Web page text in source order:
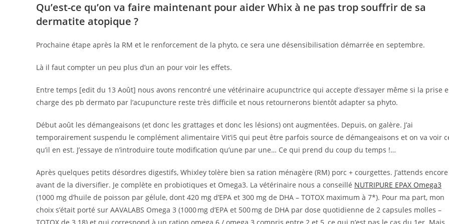
Qu’est-ce qu’on va faire maintenant pour aider Whix à ne pas trop souffrir de sa
dermatite atopique ?
Prochaine étape après la RM et le renforcement de la phyto, ce sera une désensibilisation démarrée en septembre.
Là il faut compter un peu plus d’un an pour voir les effets.
Entre temps [edit du 13 Août] nous avons rencontré une vétérinaire acupunctrice qui accepte d’essayer même si la prise
charge des pb dermato par l’acupuncture reste très difficile et nous retournerons bientôt adapter sa phyto.
Début août les démangeaisons (et donc les grattages et donc les lésions) ont augmentées. Depuis, on galère. J’ai
temporairement suspendu le complément alimentaire Vit’i5 qui peut être parfois source de démangeaisons et on va voir
qu’il en est. J’essaye de n’introduire toute modification qu’une par une… Ce qui prend du coup du temps !…
Après quelques petits désordres digestifs, Whixley tolère bien sa ration ménagère (RM) porc + courgettes. J’attends encore
avant de la diversifier. Je complète en probiotiques et Omega3. La vétérinaire nous a conseillé NUTRIPURE EPAX Omega3
(1000 mg d’huile de poisson par gélule, dont 420 mg d’EPA et 300 mg de DHA – TOTOX maximum à 7*). Pour ma part, mon
choix s’était porté sur AAVALABS Omega 3 (1000 mg d’EPA et 500 mg de DHA par dose quotidienne de 2 capsules molles –